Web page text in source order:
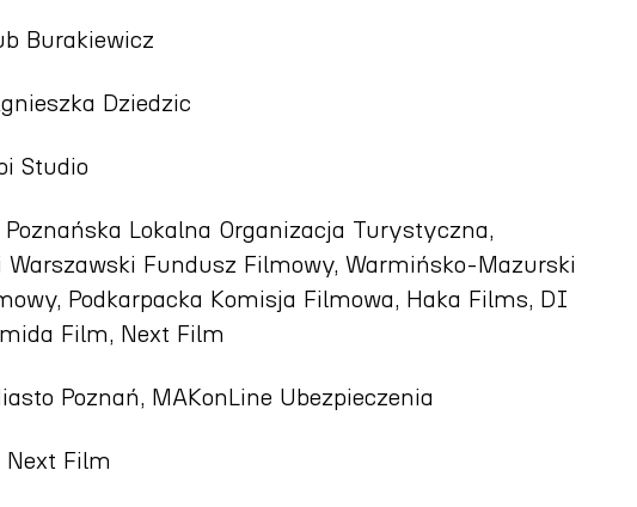
Burakiewicz
Dziedzic
Studio
Poznańska Lokalna Organizacja Turystyczna,
Warszawski Fundusz Filmowy, Warmińsko-Mazurski
Podkarpacka Komisja Filmowa, Haka Films, DI
Film, Next Film
Poznań, MAKonLine Ubezpieczenia
Film